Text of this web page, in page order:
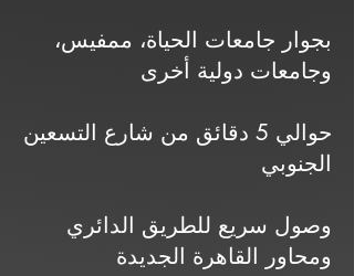
بجوار جامعات الحياة، ممفيس،
وجامعات دولية أخرى
حوالي 5 دقائق من شارع التسعين
الجنوبي
وصول سريع للطريق الدائري
ومحاور القاهرة الجديدة